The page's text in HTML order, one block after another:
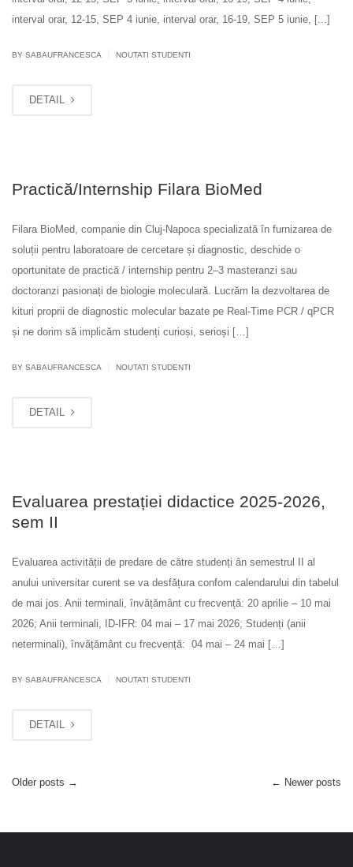
interval orar, 12-15, SEP 4 iunie, interval orar, 16-19, SEP 5 iunie, [...]
BY SABAUFRANCESCA NOUTATI STUDENTI
DETAIL
Practică/Internship Filara BioMed
Filara BioMed, companie din Cluj-Napoca specializată în furnizarea de
soluții pentru laboratoare de cercetare și diagnostic, deschide o
oportunitate de practică / internship pentru 2–3 masteranzi sau
doctoranzi pasionați de biologie moleculară. Lucrăm la dezvoltarea de
kituri proprii de diagnostic molecular bazate pe Real-Time PCR / qPCR
și ne dorim să implicăm studenți curioși, serioși […]
BY SABAUFRANCESCA NOUTATI STUDENTI
DETAIL
Evaluarea prestației didactice 2025-2026,
sem II
Evaluarea activității de predare de către studenți ân semestrul II al
anului universitar curent se va desfățura confom calendarului din tabelul
de mai jos. Anii terminali, învățământ cu frecvență: 20 aprilie – 10 mai
2026; Anii terminali, ID-IFR: 04 mai – 17 mai 2026; Studenți (anii
neterminali), învățământ cu frecvență: 04 mai – 24 mai […]
BY SABAUFRANCESCA NOUTATI STUDENTI
DETAIL
Older posts → ← Newer posts